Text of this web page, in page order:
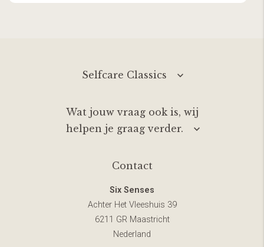
Selfcare Classics
Wat jouw vraag ook is, wij
helpen je graag verder.
Contact
Six Senses
Achter Het Vleeshuis 39
6211 GR Maastricht
Nederland